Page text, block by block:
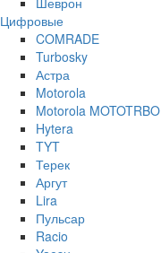
Цифровые
COMRADE
Turbosky
Астра
Motorola
Motorola MOTOTRBO
Hytera
TYT
Терек
Аргут
Lira
Пульсар
Racio